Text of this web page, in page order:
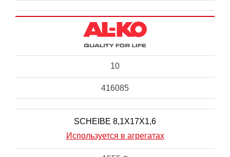
10
416085
SCHEIBE 8,1X17X1,6
Используется в агрегатах